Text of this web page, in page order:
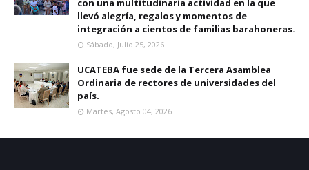
con una multitudinaria actividad en la que
llevó alegría, regalos y momentos de
integración a cientos de familias barahoneras.
Sábado, Julio 25, 2026
UCATEBA fue sede de la Tercera Asamblea
Ordinaria de rectores de universidades del
país.
Martes, Agosto 04, 2026